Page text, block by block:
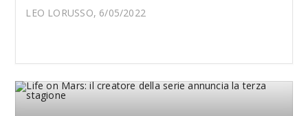
LEO LORUSSO, 6/05/2022